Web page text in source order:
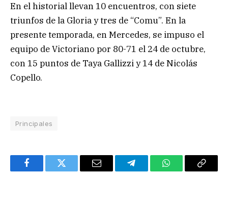
En el historial llevan 10 encuentros, con siete
triunfos de la Gloria y tres de “Comu”. En la
presente temporada, en Mercedes, se impuso el
equipo de Victoriano por 80-71 el 24 de octubre,
con 15 puntos de Taya Gallizzi y 14 de Nicolás
Copello.
Principales
FacebookTwitter Email TelegramWhatsAppCopy